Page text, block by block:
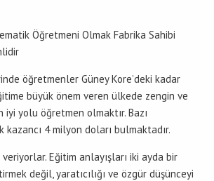
Öğretmeni Olmak Fabrika Sahibi
öğretmenler Güney Kore’deki kadar
büyük önem veren ülkede zengin ve
iyi yolu öğretmen olmaktır. Bazı
kazancı 4 milyon doları bulmaktadır.
Eğitim anlayışları iki ayda bir
değil, yaratıcılığı ve özgür düşünceyi